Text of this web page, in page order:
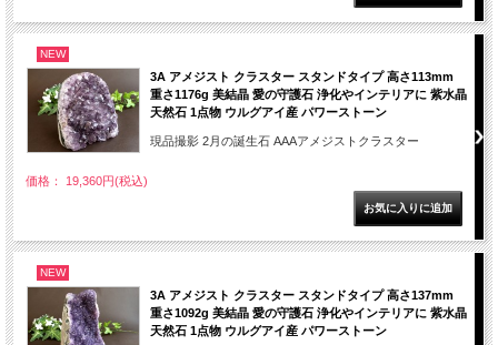
NEW
3A アメジスト クラスター スタンドタイプ 高さ113mm
重さ1176g 美結晶 愛の守護石 浄化やインテリアに 紫水晶
天然石 1点物 ウルグアイ産 パワーストーン
現品撮影 2月の誕生石 AAAアメジストクラスター
価格： 19,360円(税込)
NEW
3A アメジスト クラスター スタンドタイプ 高さ137mm
重さ1092g 美結晶 愛の守護石 浄化やインテリアに 紫水晶
天然石 1点物 ウルグアイ産 パワーストーン